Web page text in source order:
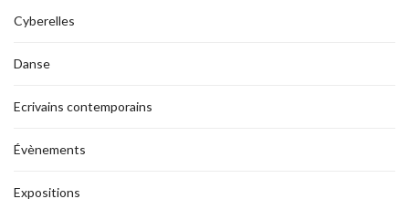
Cyberelles
Danse
Ecrivains contemporains
Évènements
Expositions